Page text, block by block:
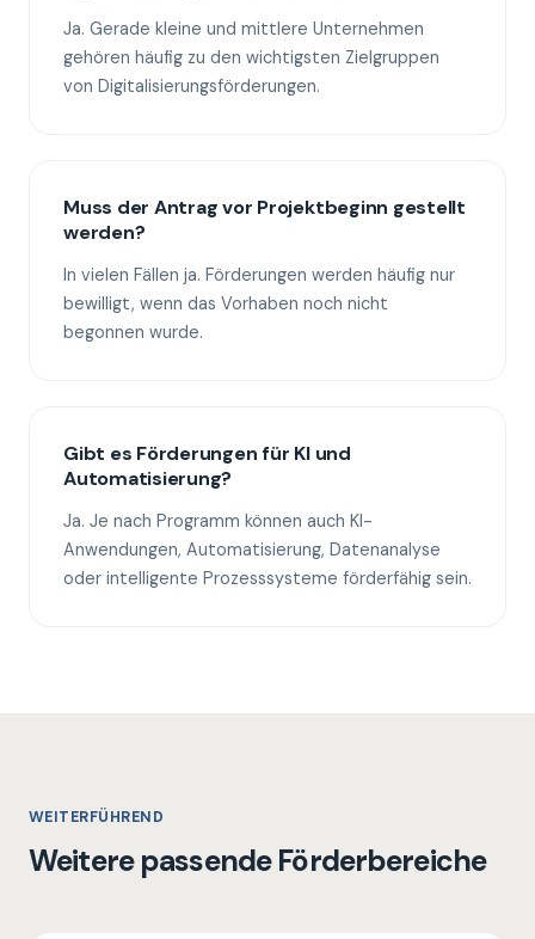
Ja. Gerade kleine und mittlere Unternehmen
gehören häufig zu den wichtigsten Zielgruppen
von Digitalisierungsförderungen.
Muss der Antrag vor Projektbeginn gestellt
werden?
In vielen Fällen ja. Förderungen werden häufig nur
bewilligt, wenn das Vorhaben noch nicht
begonnen wurde.
Gibt es Förderungen für KI und
Automatisierung?
Ja. Je nach Programm können auch KI-
Anwendungen, Automatisierung, Datenanalyse
oder intelligente Prozesssysteme förderfähig sein.
WEITERFÜHREND
Weitere passende Förderbereiche